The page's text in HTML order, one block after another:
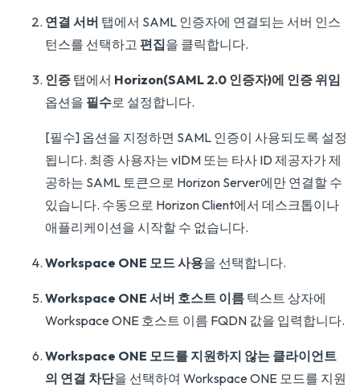
연결 서버 탭에서 SAML 인증자에 연결되는 서버 인스
턴스를 선택하고 편집을 클릭합니다.
인증 탭에서 Horizon(SAML 2.0 인증자)에 인증 위임
옵션을 필수로 설정합니다.
[필수] 옵션을 지정하면 SAML 인증이 사용되도록 설정
됩니다. 최종 사용자는 vIDM 또는 타사 ID 제공자가 제
공하는 SAML 토큰으로 Horizon Server에만 연결할 수
있습니다. 수동으로 Horizon Client에서 데스크톱이나
애플리케이션을 시작할 수 없습니다.
Workspace ONE 모드 사용을 선택합니다.
Workspace ONE 서버 호스트 이름 텍스트 상자에
Workspace ONE 호스트 이름 FQDN 값을 입력합니다.
Workspace ONE 모드를 지원하지 않는 클라이언트
의 연결 차단을 선택하여 Workspace ONE 모드를 지원